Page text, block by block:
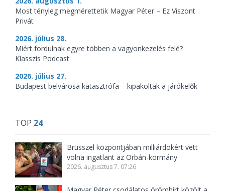
Most tényleg megmérettetik Magyar Péter – Ez Viszont
Privát
2026. július 28.
Miért fordulnak egyre többen a vagyonkezelés felé?
Klasszis Podcast
2026. július 27.
Budapest belvárosa katasztrófa – kipakoltak a járókelők
TOP 24
Brüsszel központjában milliárdokért vett
volna ingatlant az Orbán-kormány
2026. augusztus 7. 07:26